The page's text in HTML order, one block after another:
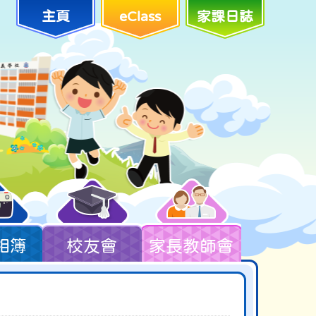
主頁 eClass 家課日誌
簿 校友會 家長教師會